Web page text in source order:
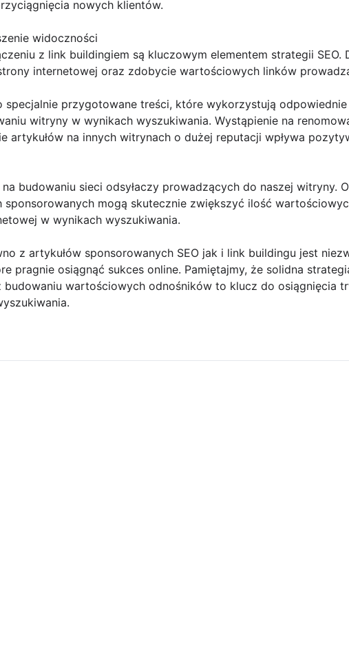
nowych klientów.
widoczności
z link buildingiem są kluczowym elementem strategii SEO.
internetowej oraz zdobycie wartościowych linków
specjalnie przygotowane treści, które wykorzystują odpowiednie
witryny w wynikach wyszukiwania. Wystąpienie na
artykułów na innych witrynach o dużej reputacji wpływa
budowaniu sieci odsyłaczy prowadzących do naszej witryny.
sponsorowanych mogą skutecznie zwiększyć ilość
w wynikach wyszukiwania.
z artykułów sponsorowanych SEO jak i link buildingu jest
pragnie osiągnąć sukces online. Pamiętajmy, że solidna
wartościowych odnośników to klucz do osiągnięcia